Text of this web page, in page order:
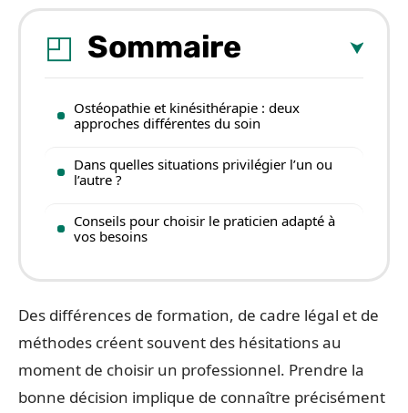
Sommaire
Ostéopathie et kinésithérapie : deux
approches différentes du soin
Dans quelles situations privilégier l’un ou
l’autre ?
Conseils pour choisir le praticien adapté à
vos besoins
Des différences de formation, de cadre légal et de
méthodes créent souvent des hésitations au
moment de choisir un professionnel. Prendre la
bonne décision implique de connaître précisément